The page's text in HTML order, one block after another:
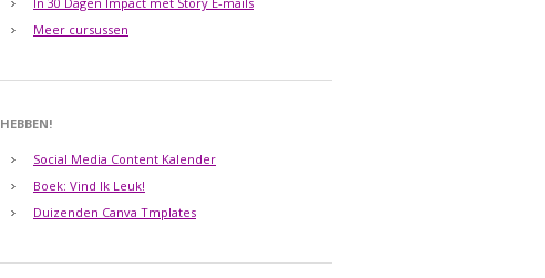
Meer cursussen
HEBBEN!
Social Media Content Kalender
Boek: Vind Ik Leuk!
Duizenden Canva Tmplates